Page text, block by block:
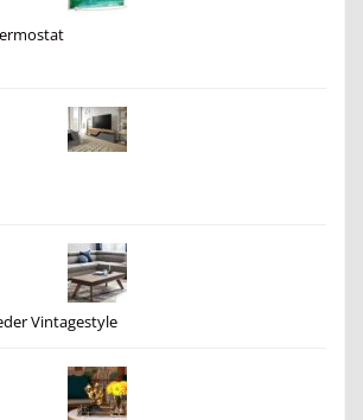
Vintagestyle